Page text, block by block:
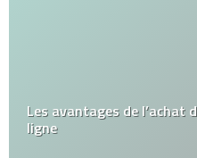
Les avantages de l’achat
ligne